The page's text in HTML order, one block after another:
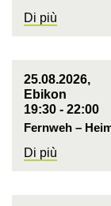
Di più
25.08.2026,
Ebikon
19:30 - 22:00
Fernweh –
Di più